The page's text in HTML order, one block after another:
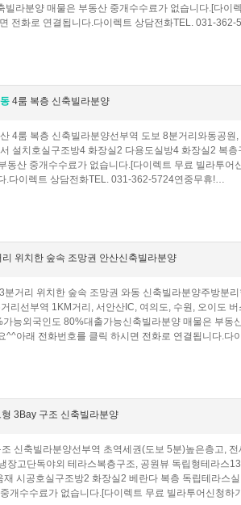
라분양 매물은 부동산 중개수수료가 없습니다.[다이
전화로 연결됩니다.다이렉트 상담전화 TEL. 031-362-
4룸 복층 신축빌라분양
4룸 복층 신축빌라분양선부역 도보 8분거리와동공원
설치호실구조방4 화장실2 다용도실방4 화장실2 복
동산 중개수수료가 없습니다.[다이렉트 무료 빌라투
다이렉트 상담전화 TEL. 031-362-5724 연중무휴!…
위치한 숲속 조망권 안산신축빌라분양
거리 위치한 숲속 조망권 와동 신축빌라분양주방분
리선부역 1KM거리, 서안산IC, 여의도, 수원, 오이도
능외국인도 80%대출가능신축빌라분양 매물은 부동
아래 전화번호를 클릭 하시면 전화로 연결됩니다.다
3Bay 구조 신축빌라분양
신축빌라분양선부역 초역세권(도보 5분)높은층고,
장고단독야외 테라스복층구조, 공원뷰 독립형테라스
시공​호실구조방2 화장실2 베란다 복층 독립테라스
개수수료가 없습니다.[다이렉트 무료 빌라투어신청